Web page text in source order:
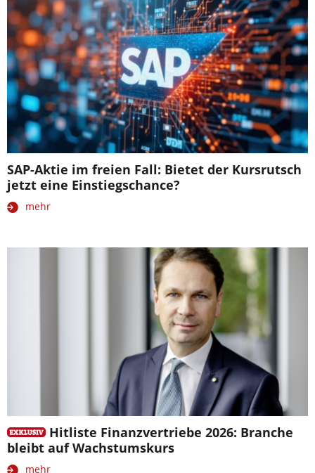
SAP-Aktie im freien Fall: Bietet der Kursrutsch
jetzt eine Einstiegschance?
mehr
Hitliste Finanzvertriebe 2026: Branche
bleibt auf Wachstumskurs
mehr